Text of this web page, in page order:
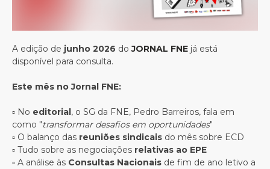
A edição de junho 2026 doJORNAL FNE já está
disponível para consulta.
Este mês no Jornal FNE:
▫️ No editorial , o SG da FNE, Pedro Barreiros, fala em
como "transformar desafios em oportunidades"
▫️ O balanço das reuniões sindicais do mês sobre ECD
▫️ Tudo sobre as negociações relativas ao EPE
▫️ A análise às Consultas Nacionais de fim de ano letivo a